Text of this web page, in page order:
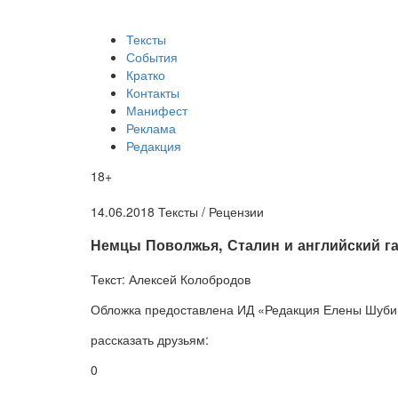
Тексты
События
Кратко
Контакты
Манифест
Реклама
Редакция
18+
14.06.2018 Тексты / Рецензии
​Немцы Поволжья, Сталин и английский
Текст: Алексей Колобродов
Обложка предоставлена ИД «Редакция Елены
рассказать друзьям:
0